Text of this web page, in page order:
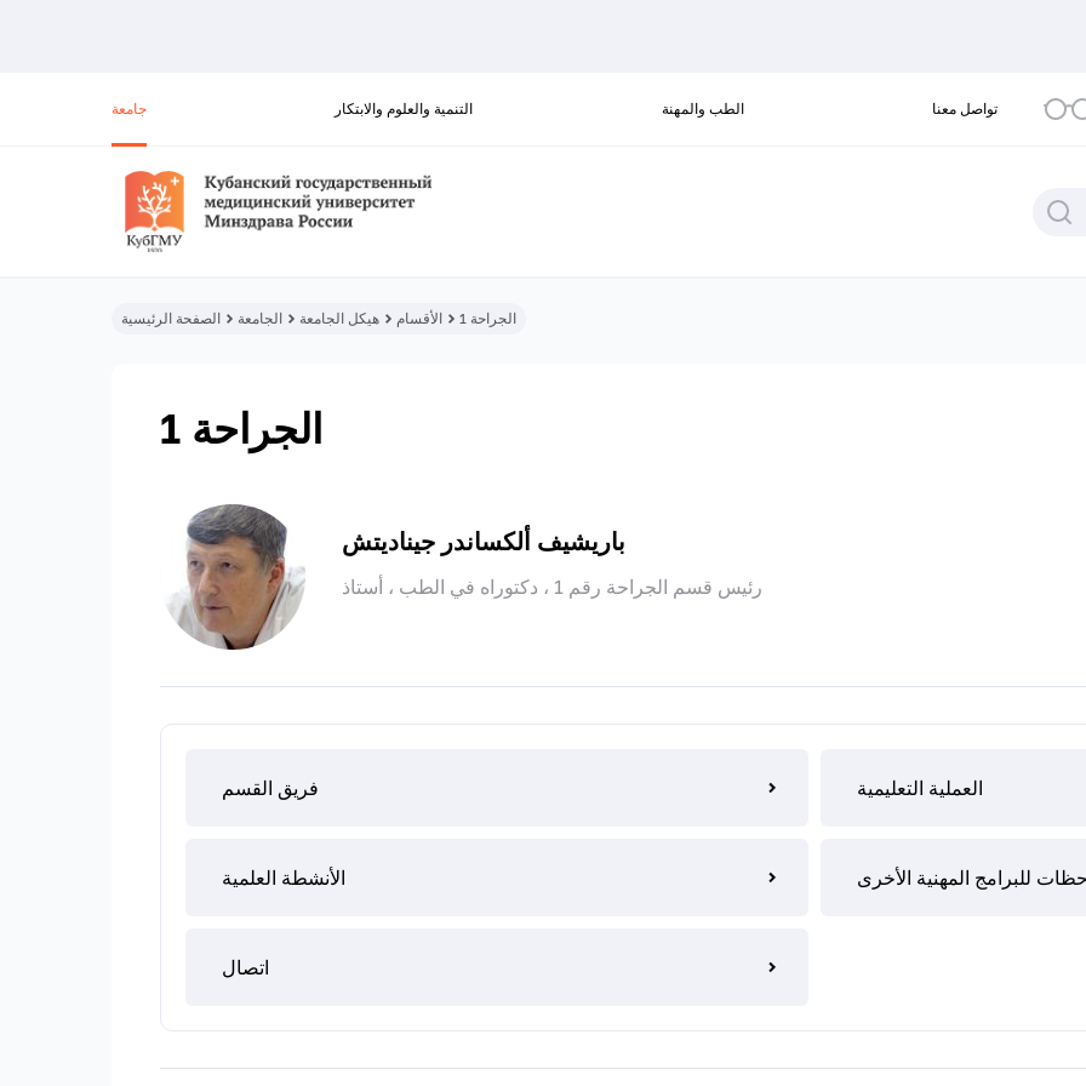
جامعة التنمية والعلوم والابتكار الطب والمهنة تواصل معنا
الصفحة الرئيسية الجامعة هيكل الجامعة الأقسام الجراحة 1
الجراحة 1
باريشيف ألكساندر جيناديتش
رئيس قسم الجراحة رقم 1 ، دكتوراه في الطب ، أستاذ
فريق القسم العملية التعليمية
الأنشطة العلمية للبرامج المهنية الأخرى
اتصال